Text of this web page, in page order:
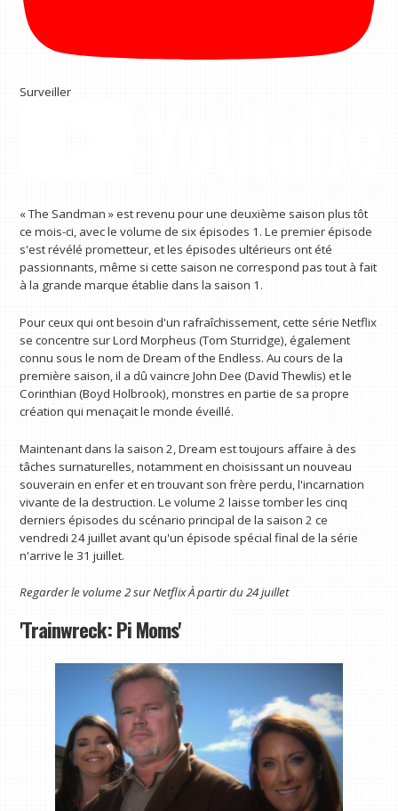
Surveiller
« The Sandman » est revenu pour une deuxième saison plus tôt
ce mois-ci, avec le volume de six épisodes 1. Le premier épisode
s'est révélé prometteur, et les épisodes ultérieurs ont été
passionnants, même si cette saison ne correspond pas tout à fait
à la grande marque établie dans la saison 1.
Pour ceux qui ont besoin d'un rafraîchissement, cette série Netflix
se concentre sur Lord Morpheus (Tom Sturridge), également
connu sous le nom de Dream of the Endless. Au cours de la
première saison, il a dû vaincre John Dee (David Thewlis) et le
Corinthian (Boyd Holbrook), monstres en partie de sa propre
création qui menaçait le monde éveillé.
Maintenant dans la saison 2, Dream est toujours affaire à des
tâches surnaturelles, notamment en choisissant un nouveau
souverain en enfer et en trouvant son frère perdu, l'incarnation
vivante de la destruction. Le volume 2 laisse tomber les cinq
derniers épisodes du scénario principal de la saison 2 ce
vendredi 24 juillet avant qu'un épisode spécial final de la série
n'arrive le 31 juillet.
Regarder le volume 2 surNetflixÀ partir du 24 juillet
'Trainwreck: Pi Moms'